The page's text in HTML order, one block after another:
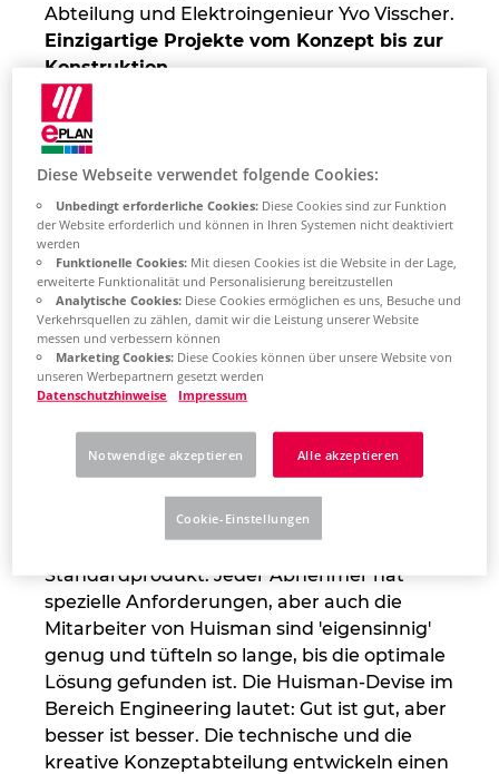
Abteilung und Elektroingenieur Yvo Visscher.
Einzigartige Projekte vom Konzept bis zur
Konstruktion
Huisman hat sich auf den Entwurf und den
Bau von Hebe- und Transportanlagen für die
Schifffahrt, den Offshore-Bereich und die
Hoch- und Tiefbauindustrie weltweit
spezialisiert. Das alt eingesessene
Stahlbearbeitungsunternehmen Huisman
(vor 80 Jahren gegründet) und das seit 25
Jahren tätige Ingenieurbüro Itrec tragen
gemeinsam Sorge dafür, dass Produkte vom
Reißbrett bis zur Inbetriebnahme komplett
in eigener Regie produziert werden. Die
Projekte sind äußerst komplex und
hier gefragt. Und genau darin liegt der Kern
des Erfolges: in der Kombination aus
hochwertiger Technik und Kreativität.
Konzept zur Konstruktion
Standardprodukt. Jeder Abnehmer hat
spezielle Anforderungen, aber auch die
Mitarbeiter von Huisman sind 'eigensinnig'
genug und tüfteln so lange, bis die optimale
Lösung gefunden ist. Die Huisman-Devise im
Bereich Engineering lautet: Gut ist gut, aber
besser ist besser. Die technische und die
kreative Konzeptabteilung entwickeln einen
Kroatien
Litauen
Luxemburg
Malaysia
Mexiko
Neuseeland
Niederlande
Norwegen
Österreich
Philippinen
Polen
Portugal
Rumänien
Diese Webseite verwendet folgende Cookies:
Unbedingt erforderliche Cookies:Diese Cookies sind zur Funktion
der Website erforderlich und können in Ihren Systemen nicht deaktiviert
werden
Funktionelle Cookies:Mit diesen Cookies ist die Website in der Lage,
erweiterte Funktionalität und Personalisierung bereitzustellen
Analytische Cookies:Diese Cookies ermöglichen es uns, Besuche und
Verkehrsquellen zu zählen, damit wir die Leistung unserer Website
messen und verbessern können
Marketing Cookies:Diese Cookies können über unsere Website von
unseren Werbepartnern gesetzt werden
Datenschutzhinweise
Impressum
Notwendige akzeptieren Alle akzeptieren
Cookie-Einstellungen